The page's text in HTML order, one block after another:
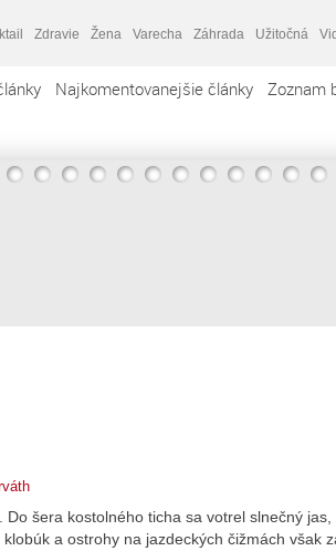
Zdravie Žena Varecha Záhrada Užitočná
Najkomentovanejšie články Zoznam
šera kostolného ticha sa votrel slnečný
a ostrohy na jazdeckých čižmách však